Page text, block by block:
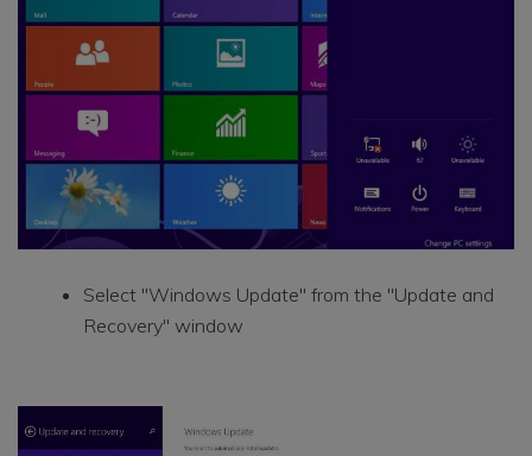
Select "Windows Update" from the "Update and
Recovery" window